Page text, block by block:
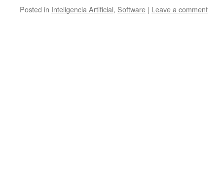
Posted in Inteligencia Artificial, Software | Leave a comment